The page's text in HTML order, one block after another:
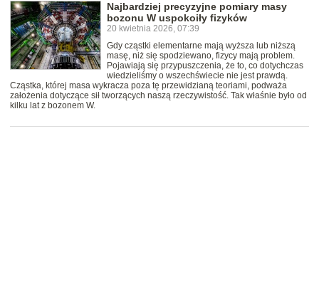
Najbardziej precyzyjne pomiary masy
bozonu W uspokoiły fizyków
20 kwietnia 2026, 07:39
Gdy cząstki elementarne mają wyższa lub niższą
masę, niż się spodziewano, fizycy mają problem.
Pojawiają się przypuszczenia, że to, co dotychczas
wiedzieliśmy o wszechświecie nie jest prawdą.
Cząstka, której masa wykracza poza tę przewidzianą teoriami, podważa
założenia dotyczące sił tworzących naszą rzeczywistość. Tak właśnie było od
kilku lat z bozonem W.